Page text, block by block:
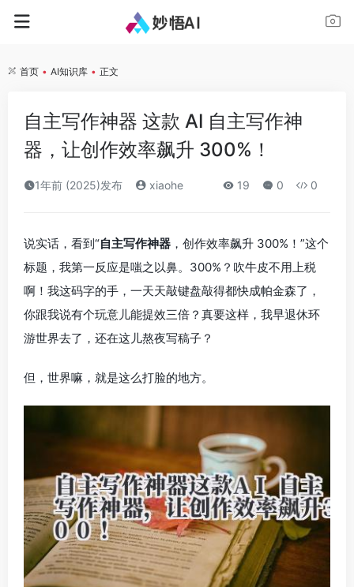
首页 • AI知识库 • 正文
自主写作神器 这款 AI 自主写作神
器，让创作效率飙升 300%！
1年前 (2025)发布 xiaohe 19 0 0
说实话，看到“自主写作神器 ，创作效率飙升 300%！”这个
标题，我第一反应是嗤之以鼻。300%？吹牛皮不用上税
啊！我这码字的手，一天天敲键盘敲得都快成帕金森了，
你跟我说有个玩意儿能提效三倍？真要这样，我早退休环
游世界去了，还在这儿熬夜写稿子？
但，世界嘛，就是这么打脸的地方。